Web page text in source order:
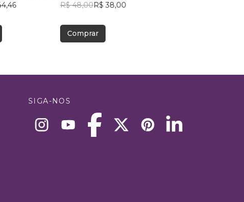
R$ 48,00R$ 38,00
Comprar
SIGA-NOS